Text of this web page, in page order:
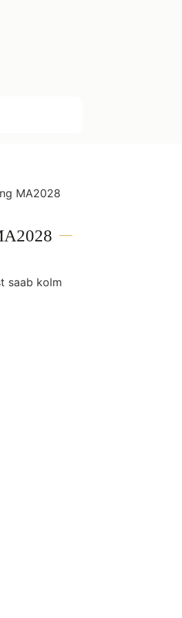
MA2028
saab kolm